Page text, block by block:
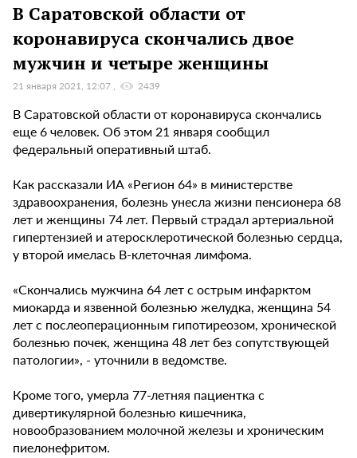
В Саратовской области от
коронавируса скончались двое
мужчин и четыре женщины
21 января 2021, 12:07 2439
В Саратовской области от коронавируса скончались
еще 6 человек. Об этом 21 января сообщил
федеральный оперативный штаб.
Как рассказали ИА «Регион 64» в министерстве
здравоохранения, болезнь унесла жизни пенсионера 68
лет и женщины 74 лет. Первый страдал артериальной
гипертензией и атеросклеротической болезнью сердца,
у второй имелась B-клеточная лимфома.
«Скончались мужчина 64 лет с острым инфарктом
миокарда и язвенной болезнью желудка, женщина 54
лет с послеоперационным гипотиреозом, хронической
болезнью почек, женщина 48 лет без сопутствующей
патологии», - уточнили в ведомстве.
Кроме того, умерла 77-летняя пациентка с
дивертикулярной болезнью кишечника,
новообразованием молочной железы и хроническим
пиелонефритом.